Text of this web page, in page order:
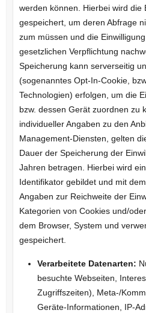
werden können. Hierbei wird die
gespeichert, um deren Abfrage
zum müssen und die
gesetzlichen Verpflichtung
Speicherung kann serverseitig
(sogenanntes Opt-In-Cookie,
Technologien) erfolgen, um die
bzw. dessen Gerät zuordnen zu
individueller Angaben zu den
Management-Diensten, gelten
Dauer der Speicherung der
Jahren betragen. Hierbei wird
Identifikator gebildet und mit
Angaben zur Reichweite der
Kategorien von Cookies und/
dem Browser, System und
gespeichert.
Verarbeitete Datenarten:
besuchte Webseiten,
Zugriffszeiten), Meta-/
Geräte-Informationen, IP-